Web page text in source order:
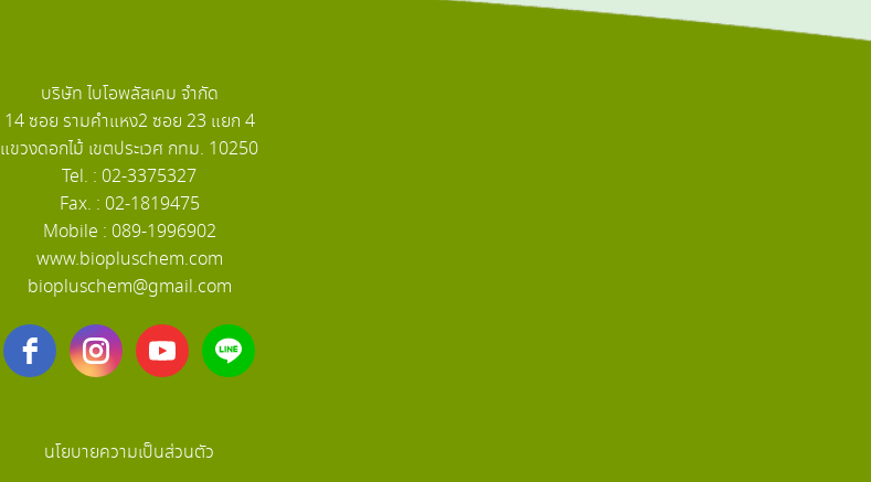
บริษัท ไบโอพลัสเคม จำกัด
14 ซอย รามคำแหง2 ซอย 23 แยก 4
แขวงดอกไม้ เขตประเวศ กทม. 10250
Tel. : 02-3375327
Fax. : 02-1819475
Mobile : 089-1996902
www.biopluschem.com
biopluschem@gmail.com
นโยบายความเป็นส่วนตัว